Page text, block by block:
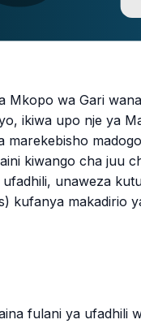
$382.34
$383.78
$385.22
$389.57
Mkopo wa Gari
ikiwa upo nje ya
kiwango cha juu
unaweza
kufanya makadirio
fulani ya ufadhili